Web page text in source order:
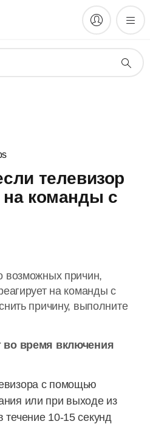
телевизор
на команды с
возможных причин,
на команды с
причину, выполните
во время включения
с помощью
или при выходе из
10-15 секунд